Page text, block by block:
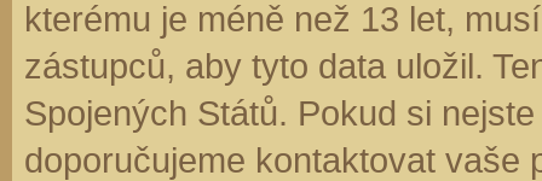
kterému je méně než 13 let,
zástupců, aby tyto data uložil.
Spojených Států. Pokud si
doporučujeme kontaktovat vaše